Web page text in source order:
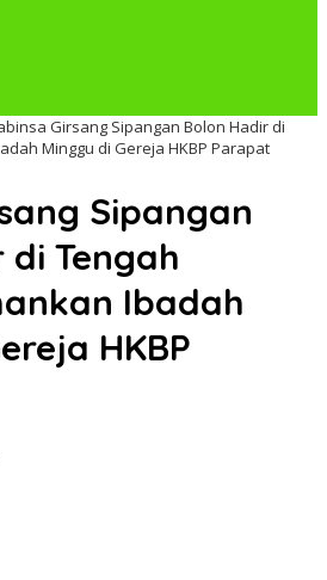
Girsang Sipangan Bolon Hadir di
Minggu di Gereja HKBP Parapat
Sipangan
Tengah
Ibadah
HKBP